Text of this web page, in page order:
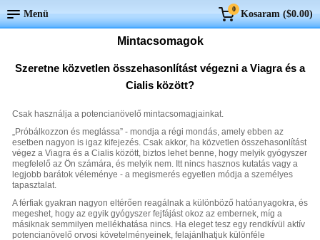
Menü 0 Kosaram ($0.00)
Mintacsomagok
Szeretne közvetlen összehasonlítást végezni a Viagra és a
Cialis között?
Csak használja a potencianövelő mintacsomagjainkat.
„Próbálkozzon és meglássa” - mondja a régi mondás, amely ebben az
esetben nagyon is igaz kifejezés. Csak akkor, ha közvetlen összehasonlítást
végez a Viagra és a Cialis között, biztos lehet benne, hogy melyik gyógyszer
megfelelő az Ön számára, és melyik nem. Itt nincs hasznos kutatás vagy a
legjobb barátok véleménye - a megismerés egyetlen módja a személyes
tapasztalat.
A férfiak gyakran nagyon eltérően reagálnak a különböző hatóanyagokra, és
megeshet, hogy az egyik gyógyszer fejfájást okoz az embernek, míg a
másiknak semmilyen mellékhatása nincs. Ha eleget tesz egy rendkívül aktív
potencianövelő orvosi követelményeinek, felajánlhatjuk különféle